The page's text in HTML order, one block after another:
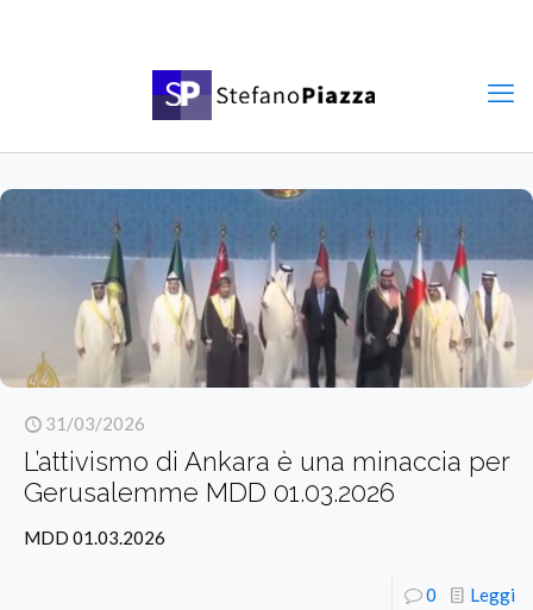
31/03/2026
L’attivismo di Ankara è una minaccia per
Gerusalemme MDD 01.03.2026
MDD 01.03.2026
0 Leggi